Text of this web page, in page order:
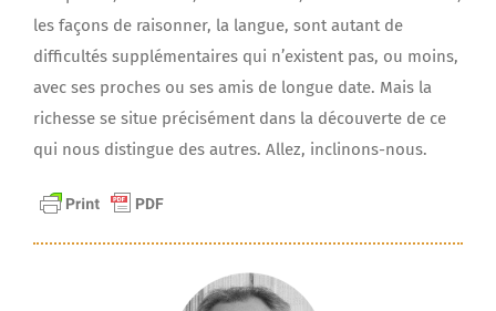
les façons de raisonner, la langue, sont autant de
difficultés supplémentaires qui n’existent pas, ou moins,
avec ses proches ou ses amis de longue date. Mais la
richesse se situe précisément dans la découverte de ce
qui nous distingue des autres. Allez, inclinons-nous.